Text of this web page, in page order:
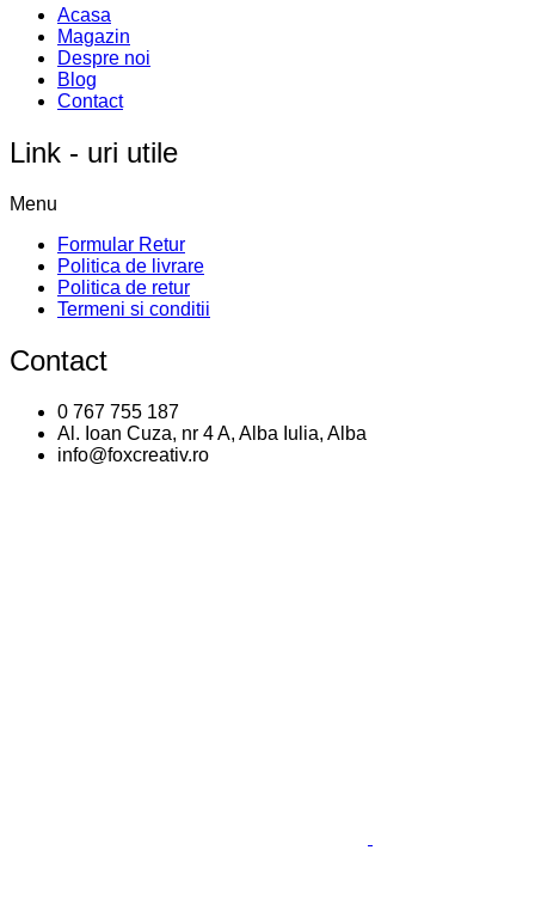
Acasa
Magazin
Despre noi
Blog
Contact
Link - uri utile
Menu
Formular Retur
Politica de livrare
Politica de retur
Termeni si conditii
Contact
0 767 755 187
Al. Ioan Cuza, nr 4 A, Alba Iulia, Alba
info@foxcreativ.ro